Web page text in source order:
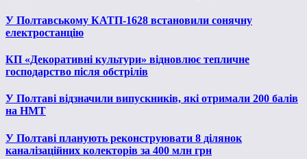
У Полтавському КАТП-1628 встановили сонячну
електростанцію
КП «Декоративні культури» відновлює тепличне
господарство після обстрілів
У Полтаві відзначили випускників, які отримали 200 балів
на НМТ
У Полтаві планують реконструювати 8 ділянок
каналізаційних колекторів за 400 млн грн